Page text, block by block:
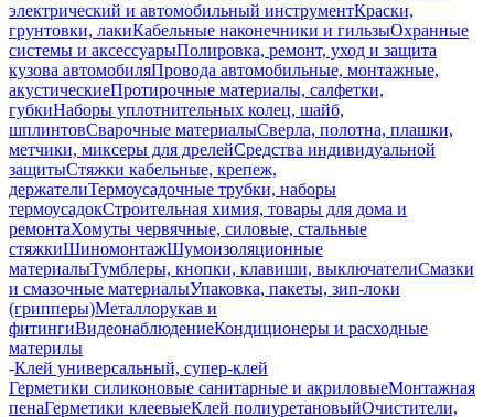
электрический и автомобильный инструментКраски,
грунтовки, лакиКабельные наконечники и гильзыОхранные
системы и аксессуарыПолировка, ремонт, уход и защита
кузова автомобиляПровода автомобильные, монтажные,
акустическиеПротирочные материалы, салфетки,
губкиНаборы уплотнительных колец, шайб,
шплинтовСварочные материалыСверла, полотна, плашки,
метчики, миксеры для дрелейСредства индивидуальной
защитыСтяжки кабельные, крепеж,
держателиТермоусадочные трубки, наборы
термоусадокСтроительная химия, товары для дома и
ремонтаХомуты червячные, силовые, стальные
стяжкиШиномонтажШумоизоляционные
материалыТумблеры, кнопки, клавиши, выключателиСмазки
и смазочные материалыУпаковка, пакеты, зип-локи
(грипперы)Металлорукав и
фитингиВидеонаблюдениеКондиционеры и расходные
материлы
-Клей универсальный, супер-клей
Герметики силиконовые санитарные и акриловыеМонтажная
пенаГерметики клеевыеКлей полиуретановыйОчистители,